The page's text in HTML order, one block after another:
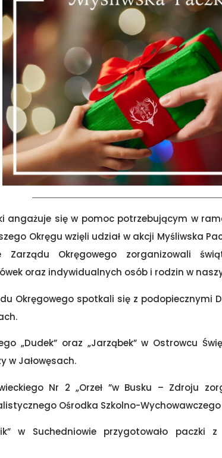
angażuje się w pomoc potrzebującym w
Okręgu wzięli udział w akcji Myśliwska
Zarządu Okręgowego zorganizowali
oraz indywidualnych osób i rodzin w
Okręgowego spotkali się z podopiecznymi
„Dudek” oraz „Jarząbek” w Ostrowcu
w Jałowęsach.
Nr 2 „Orzeł ”w Busku – Zdroju
Ośrodka Szkolno-Wychowawczego
w Suchedniowie przygotowało